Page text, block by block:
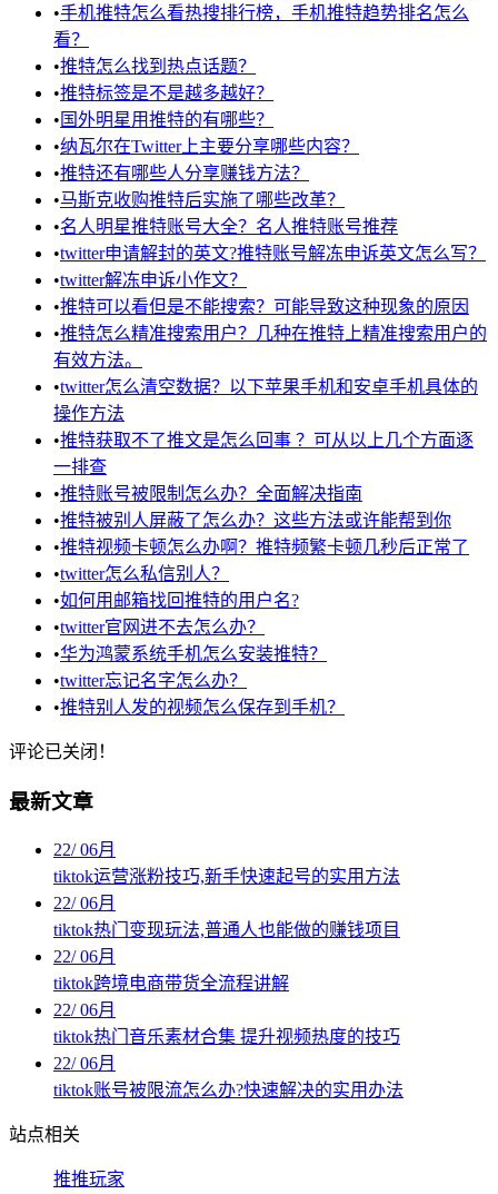
•手机推特怎么看热搜排行榜，手机推特趋势排名怎么
看？
•推特怎么找到热点话题？
•推特标签是不是越多越好？
• 国外明星用推特的有哪些？
•纳瓦尔在Twitter上主要分享哪些内容？
•推特还有哪些人分享赚钱方法？
•马斯克收购推特后实施了哪些改革？
•名人明星推特账号大全？名人推特账号推荐
•twitter申请解封的英文?推特账号解冻申诉英文怎么写？
•twitter解冻申诉小作文？
•推特可以看但是不能搜索？可能导致这种现象的原因
•推特怎么精准搜索用户？几种在推特上精准搜索用户的
有效方法。
•twitter怎么清空数据？以下苹果手机和安卓手机具体的
操作方法
•推特获取不了推文是怎么回事 ？可从以上几个方面逐
一排查
•推特账号被限制怎么办？全面解决指南
•推特被别人屏蔽了怎么办？这些方法或许能帮到你
•推特视频卡顿怎么办啊？推特频繁卡顿几秒后正常了
•twitter怎么私信别人？
•如何用邮箱找回推特的用户名?
•twitter官网进不去怎么办？
•华为鸿蒙系统手机怎么安装推特？
•twitter忘记名字怎么办？
•推特别人发的视频怎么保存到手机？
评论已关闭！
最新文章
22/06月
tiktok运营涨粉技巧,新手快速起号的实用方法
22/06月
tiktok热门变现玩法,普通人也能做的赚钱项目
22/06月
tiktok跨境电商带货全流程讲解
22/06月
tiktok热门音乐素材合集 提升视频热度的技巧
22/06月
tiktok账号被限流怎么办?快速解决的实用办法
站点相关
推推玩家